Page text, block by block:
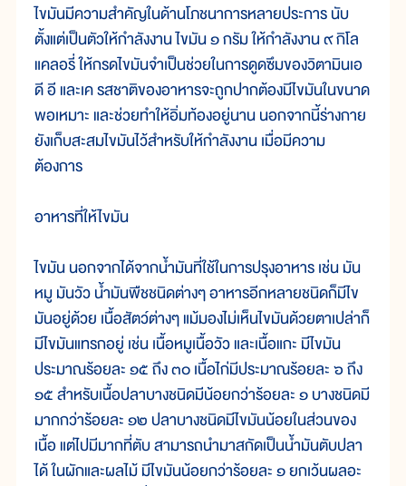
ไขมันมีความสำคัญในด้านโภชนาการหลายประการ นับ
ตั้งแต่เป็นตัวให้กำลังงาน ไขมัน ๑ กรัม ให้กำลังงาน ๙ กิโล
แคลอรี่ ให้กรดไขมันจำเป็นช่วยในการดูดซึมของวิตามินเอ
ดี อี และเค รสชาติของอาหารจะถูกปากต้องมีไขมันในขนาด
พอเหมาะ และช่วยทำให้อิ่มท้องอยู่นาน นอกจากนี้ร่างกาย
ยังเก็บสะสมไขมันไว้สำหรับให้กำลังงาน เมื่อมีความ
ต้องการ
อาหารที่ให้ไขมัน
ไขมัน นอกจากได้จากน้ำมันที่ใช้ในการปรุงอาหาร เช่น มัน
หมู มันวัว น้ำมันพืชชนิดต่างๆ อาหารอีกหลายชนิดก็มีไข
มันอยู่ด้วย เนื้อสัตว์ต่างๆ แม้มองไม่เห็นไขมันด้วยตาเปล่าก็
มีไขมันแทรกอยู่ เช่น เนื้อหมูเนื้อวัว และเนื้อแกะ มีไขมัน
ประมาณร้อยละ ๑๕ ถึง ๓๐ เนื้อไก่มีประมาณร้อยละ ๖ ถึง
๑๕ สำหรับเนื้อปลาบางชนิดมีน้อยกว่าร้อยละ ๑ บางชนิดมี
มากกว่าร้อยละ ๑๒ ปลาบางชนิดมีไขมันน้อยในส่วนของ
เนื้อ แต่ไปมีมากที่ตับ สามารถนำมาสกัดเป็นน้ำมันตับปลา
ได้ ในผักและผลไม้ มีไขมันน้อยกว่าร้อยละ ๑ ยกเว้นผลอะ